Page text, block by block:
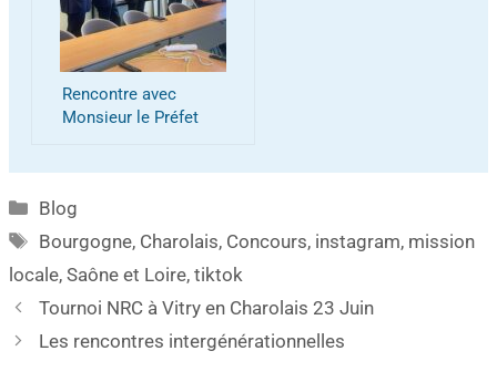
Rencontre avec
Monsieur le Préfet
Blog
Bourgogne, Charolais, Concours, instagram, mission
locale, Saône et Loire, tiktok
Tournoi NRC à Vitry en Charolais 23 Juin
Les rencontres intergénérationnelles